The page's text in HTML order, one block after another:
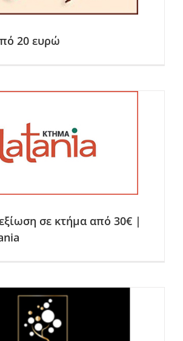
20 ευρώ
σε κτήμα από 30€ |